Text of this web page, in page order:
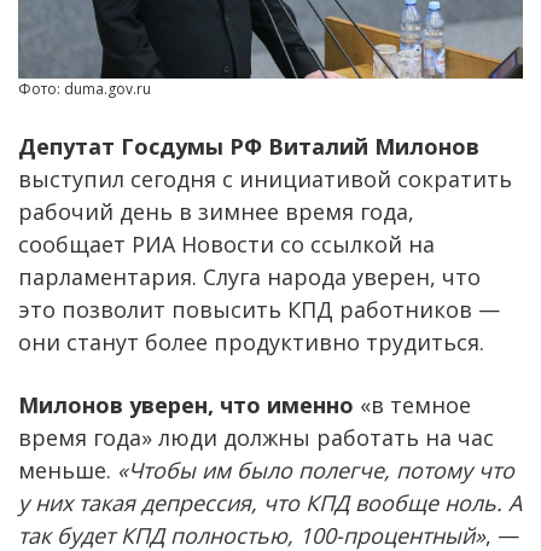
Фото: duma.gov.ru
Депутат Госдумы РФ Виталий Милонов
выступил сегодня с инициативой сократить
рабочий день в зимнее время года,
сообщает РИА Новости со ссылкой на
парламентария. Слуга народа уверен, что
это позволит повысить КПД работников —
они станут более продуктивно трудиться.
Милонов уверен, что именно «в темное
время года» люди должны работать на час
меньше. «Чтобы им было полегче, потому что
у них такая депрессия, что КПД вообще ноль. А
так будет КПД полностью, 100-процентный», —